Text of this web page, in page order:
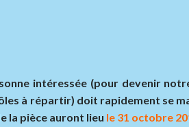
intéressée (pour devenir
à répartir) doit rapidement se
la pièce auront lieu le 31 octobre